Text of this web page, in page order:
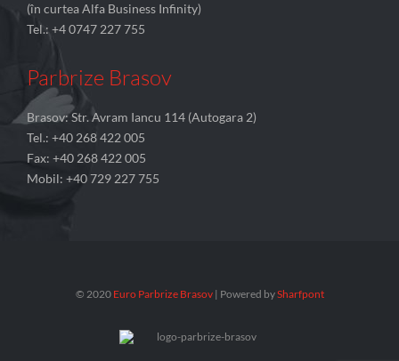
(în curtea Alfa Business Infinity)
Tel.: +4 0747 227 755
Parbrize Brasov
Brasov: Str. Avram Iancu 114 (Autogara 2)
Tel.: +40 268 422 005
Fax: +40 268 422 005
Mobil: +40 729 227 755
© 2020 Euro Parbrize Brasov | Powered bySharfpont